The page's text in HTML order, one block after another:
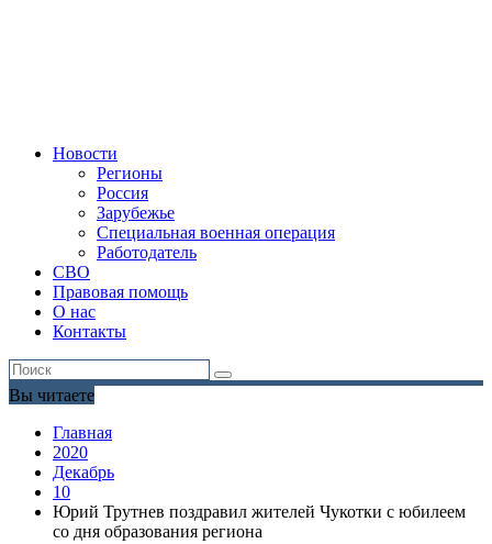
Новости
Регионы
Россия
Зарубежье
Специальная военная операция
Работодатель
СВО
Правовая помощь
О нас
Контакты
Вы читаете
Главная
2020
Декабрь
10
Юрий Трутнев поздравил жителей Чукотки с юбилеем
со дня образования региона